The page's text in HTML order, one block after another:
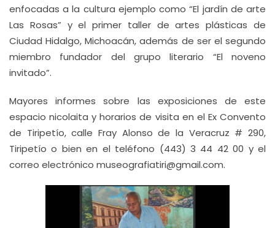
enfocadas a la cultura ejemplo como “El jardín de arte
Las Rosas” y el primer taller de artes plásticas de
Ciudad Hidalgo, Michoacán, además de ser el segundo
miembro fundador del grupo literario “El noveno
invitado”.
Mayores informes sobre las exposiciones de este
espacio nicolaita y horarios de visita en el Ex Convento
de Tiripetío, calle Fray Alonso de la Veracruz # 290,
Tiripetío o bien en el teléfono (443) 3 44 42 00 y el
correo electrónico museografiatiri@gmail.com.